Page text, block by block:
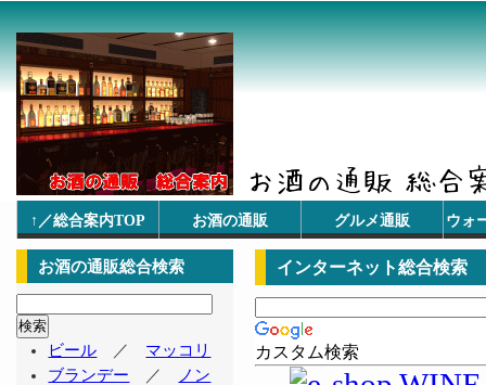
↑／総合案内TOP お酒の通販 グルメ通販 ウォ
インターネット総合検索
カスタム検索
お酒の通販総合検索
ビール ／ マッコリ
ブランデー ／
ノン